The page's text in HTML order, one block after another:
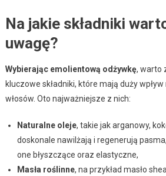
Na jakie składniki
uwagę?
Wybierając emolientową odżywkę, warto
kluczowe składniki, które mają duży
włosów. Oto najważniejsze z nich:
Naturalne oleje, takie jak arganowy,
doskonale nawilżają i regenerują
one błyszczące oraz elastyczne,
Masła roślinne, na przykład masło